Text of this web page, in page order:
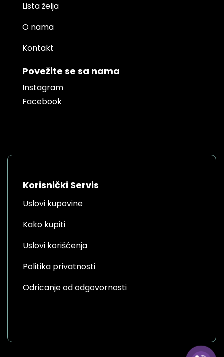
Lista želja
O nama
Kontakt
Povežite se sa nama
Instagram
Facebook
Korisnički Servis
Uslovi kupovine
Kako kupiti
Uslovi korišćenja
Politika privatnosti
Odricanje od odgovornosti